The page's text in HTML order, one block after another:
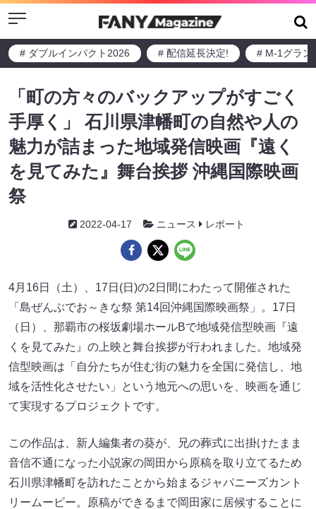
Menu
# ダブルインパクト2026 # 配信延長決定! # M-1グラン
「町の方々のバックアップがすごく
手厚く」 石川県津幡町の自然や人の
魅力が詰まった地域発信映画『遠く
を見てみた』舞台挨拶 沖縄国際映画
祭
2022-04-17 ニュース レポート
4月16日（土）、17日(日)の2日間にわたって開催された
「島ぜんぶでお～きな祭 第14回沖縄国際映画祭」。17日
（日）、那覇市の桜坂劇場ホールBで地域発信型映画『遠
くを見てみた』の上映と舞台挨拶が行われました。地域発
信型映画は「自分たちが住む街の魅力を全国に発信し、地
域を活性化させたい」という地元への思いを、映画を通じ
て実現するプロジェクトです。
この作品は、新人編集者の葵が、兄の葬式に出掛けたまま
音信不通になった小説家の岡田から原稿を取り立てるため
石川県津幡町を訪れたことから始まるジャパニーズカント
リームービー。原稿ができるまで岡田家に居候することに